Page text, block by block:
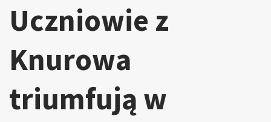
Uczniowie z
Knurowa
triumfują w